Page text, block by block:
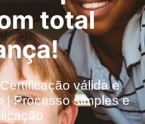
total
válida e
| Processo simples e